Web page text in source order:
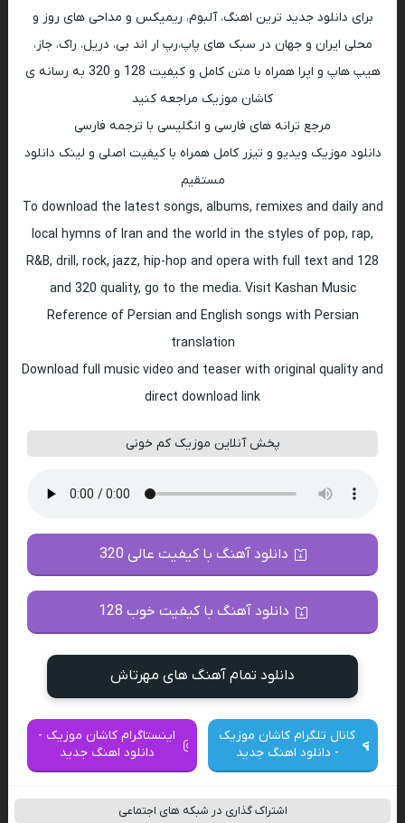
برای دانلود جدید ترین اهنگ، آلبوم، ریمیکس و مداحی های روز و
محلی ایران و جهان در سبک های پاپ،رپ ار اند بی، دریل، راک، جاز،
هیپ هاپ و اپرا همراه با متن کامل و کیفیت 128 و 320 به رسانه ی
کاشان موزیک مراجعه کنید
مرجع ترانه های فارسی و انگلیسی با ترجمه فارسی
دانلود موزیک ویدیو و تیزر کامل همراه با کیفیت اصلی و لینک دانلود
مستقیم
To download the latest songs, albums, remixes and daily and
local hymns of Iran and the world in the styles of pop, rap,
R&B, drill, rock, jazz, hip-hop and opera with full text and 128
and 320 quality, go to the media. Visit Kashan Music
Reference of Persian and English songs with Persian
translation
Download full music video and teaser with original quality and
direct download link
پخش آنلاین موزیک کم خونی
دانلود آهنگ با کیفیت عالی 320
دانلود آهنگ با کیفیت خوب 128
دانلود تمام آهنگ های مهرتاش
کانال تلگرام کاشان موزیک
- دانلود اهنگ جدید
اینستاگرام کاشان موزیک -
دانلود اهنگ جدید
اشتراک گذاری در شبکه های اجتماعی